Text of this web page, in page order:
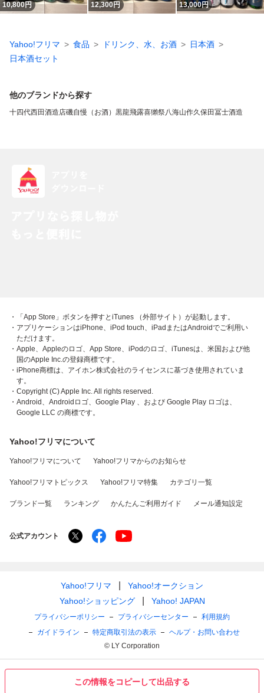
この情報をコピーして出品する
10,800円 12,300円 13,000円
Yahoo!フリマ 食品 ドリンク、水、お酒
日本酒
日本酒セット
他のブランドから探す
十四代西田酒造店磯自慢（お酒） 黒龍飛露喜獺祭八海山作久保田冨士酒造
・「App Store」ボタンを押すとiTunes （外部サイト）が起動します。
・アプリケーションはiPhone、iPod touch、iPadまたはAndroidでご利用い
ただけます。
・Apple、Appleのロゴ、App Store、iPodのロゴ、iTunesは、米国および他
国のApple Inc.の登録商標です。
・iPhone商標は、アイホン株式会社のライセンスに基づき使用されていま
す。
・Copyright (C) Apple Inc. All rights reserved.
・Android、Androidロゴ、Google Play 、および Google Play ロゴは、
Google LLC の商標です。
Yahoo!フリマについて
Yahoo!フリマについて Yahoo!フリマからのお知らせ
Yahoo!フリマトピックス Yahoo!フリマ特集 カテゴリ一覧
ブランド一覧 ランキング かんたんご利用ガイド メール通知設定
公式アカウント
Yahoo!フリマ
Yahoo!オークション
Yahoo!ショッピング
Yahoo! JAPAN
プライバシーポリシー プライバシーセンター
利用規約
ガイドライン
特定商取引法の表示
ヘルプ・お問い合わせ
© LY Corporation